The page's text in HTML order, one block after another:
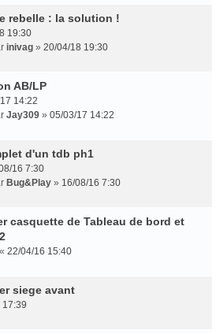
rebelle : la solution !
19:30
inivag » 20/04/18 19:30
AB/LP
14:22
Jay309 » 05/03/17 14:22
d'un tdb ph1
16 7:30
Bug&Play » 16/08/16 7:30
casquette de Tableau de bord et
« 22/04/16 15:40
siege avant
17:39